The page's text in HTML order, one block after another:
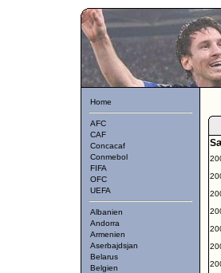
Home
AFC
CAF
Concacaf
Conmebol
FIFA
OFC
UEFA
Albanien
Andorra
Armenien
Aserbajdsjan
Belarus
Belgien